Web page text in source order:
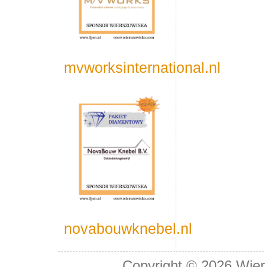
mvworksinternational.nl
novabouwknebel.nl